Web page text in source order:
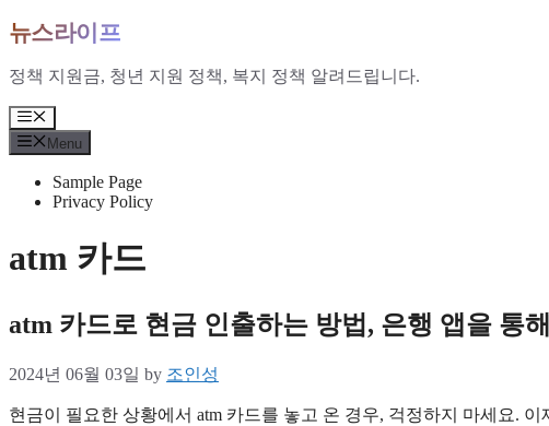
Skip
to
content
뉴스라이프
정책 지원금, 청년 지원 정책, 복지 정책 알려드립니다.
Menu
Menu
Sample Page
Privacy Policy
atm 카드
atm 카드로 현금 인출하는 방법, 은행 앱을 통
2024년 06월 03일 by 조인성
현금이 필요한 상황에서 atm 카드를 놓고 온 경우, 걱정하지 마세요.